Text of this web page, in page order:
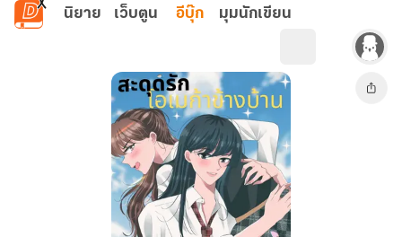
ข้ามไปยังเนื้อหาหลัก
นิยาย เว็บตูน อีบุ๊ก มุมนักเขียน